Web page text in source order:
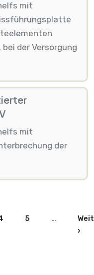
mit
der Versorgung
mit
der
5 …
›